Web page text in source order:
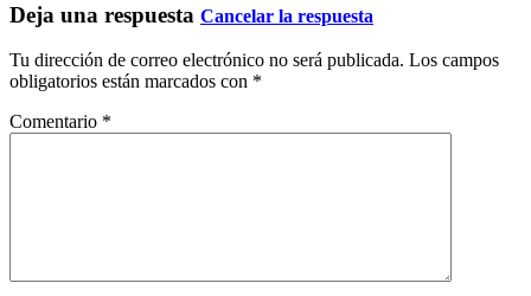
Deja una respuesta Cancelar la respuesta
Tu dirección de correo electrónico no será publicada. Los campos
obligatorios están marcados con *
Comentario *